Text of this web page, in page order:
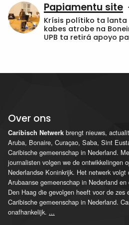
Papiamentu site
Krísis polítiko ta lanta
kabes atrobe na
UPB ta retirá apoyo pa
Over ons
Caribisch Netwerk brengt nieuws,
Aruba, Bonaire, Curaçao, Saba, Sint
Caribische gemeenschap in Nederland.
journalisten volgen we de ontwikkelingen
Nederlandse Koninkrijk. Het netwerk
Arubaanse gemeenschap in Nederland
Den Haag die gevolgen heeft voor de zes
Caribische gemeenschap in Nederland.
onafhankelijk. ...